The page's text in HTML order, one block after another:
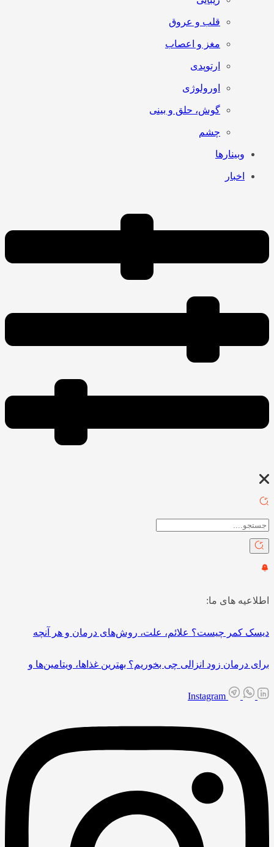
قلب و عروق
مغز و اعصاب
ارتوپدی
اورولوژی
گوش، حلق و بینی
چشم
وبینارها
اخبار
اطلاعیه های ما:
دیسک کمر چیست؟ علائم، علت، روش‌های درمان و هر آنچه
برای درمان زود انزالی چی بخوریم؟ بهترین غذاها، ویتامین‌ها و
Instagram